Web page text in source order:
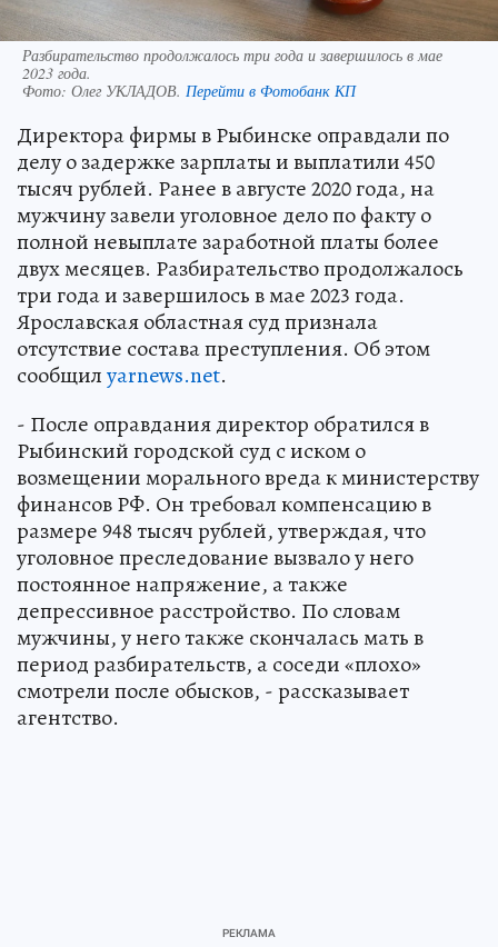
Разбирательство продолжалось три года и завершилось в мае
2023 года.
Фото: Олег УКЛАДОВ. Перейти в Фотобанк КП
Директора фирмы в Рыбинске оправдали по
делу о задержке зарплаты и выплатили 450
тысяч рублей. Ранее в августе 2020 года, на
мужчину завели уголовное дело по факту о
полной невыплате заработной платы более
двух месяцев. Разбирательство продолжалось
три года и завершилось в мае 2023 года.
Ярославская областная суд признала
отсутствие состава преступления. Об этом
сообщилyarnews.net.
- После оправдания директор обратился в
Рыбинский городской суд с иском о
возмещении морального вреда к министерству
финансов РФ. Он требовал компенсацию в
размере 948 тысяч рублей, утверждая, что
уголовное преследование вызвало у него
постоянное напряжение, а также
депрессивное расстройство. По словам
мужчины, у него также скончалась мать в
период разбирательств, а соседи «плохо»
смотрели после обысков, - рассказывает
агентство.